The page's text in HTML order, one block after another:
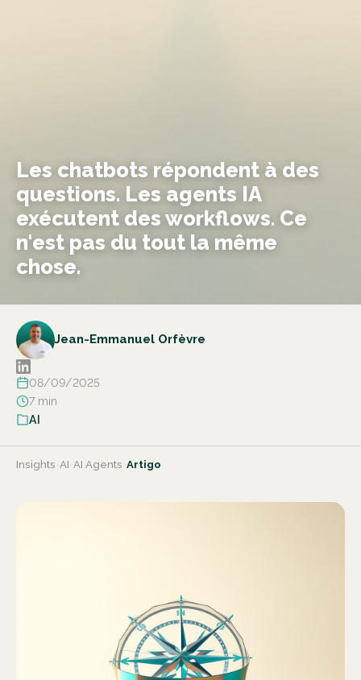
Les chatbots répondent à des
questions. Les agents IA
exécutent des workflows. Ce
n'est pas du tout la même
chose.
Jean-Emmanuel Orfèvre
08/09/2025
7 min
AI
Insights AI AI Agents Artigo